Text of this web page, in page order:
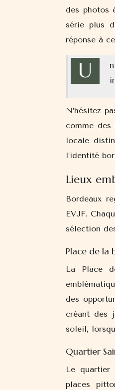
des photos
série plus
réponse à
U
N’hésitez
comme
locale
l’identité
Lieux
Bordeaux
EVJF.
sélection
Place de la
La Place
des
créant des
soleil,
Quartier
Le quartier
places